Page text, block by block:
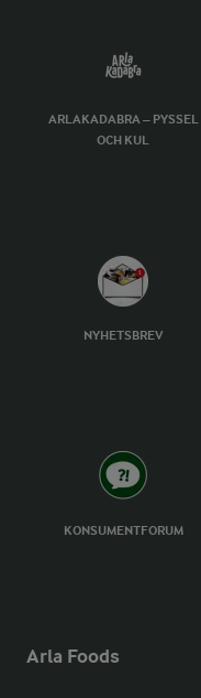
ARLAKADABRA – PYSSEL
OCH KUL
NYHETSBREV
KONSUMENTFORUM
Arla Foods